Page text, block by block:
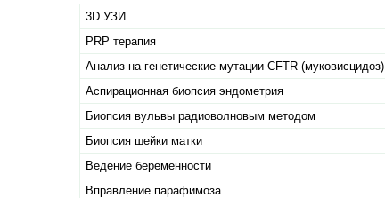
3D УЗИ
PRP терапия
Анализ на генетические мутации CFTR (муковисцидоз)
Аспирационная биопсия эндометрия
Биопсия вульвы радиоволновым методом
Биопсия шейки матки
Ведение беременности
Вправление парафимоза